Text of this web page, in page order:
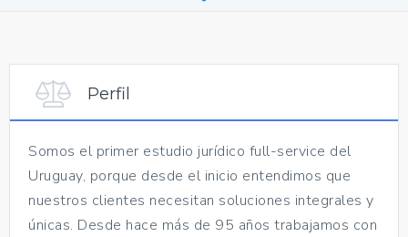
Perfil
Somos el primer estudio jurídico full-service del
Uruguay, porque desde el inicio entendimos que
nuestros clientes necesitan soluciones integrales y
únicas. Desde hace más de 95 años trabajamos con